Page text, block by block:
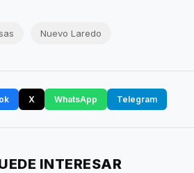
Nuevo Laredo
X WhatsApp Telegram
INTERESAR